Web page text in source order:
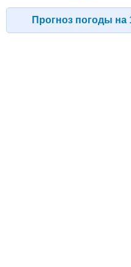
Прогноз погоды на